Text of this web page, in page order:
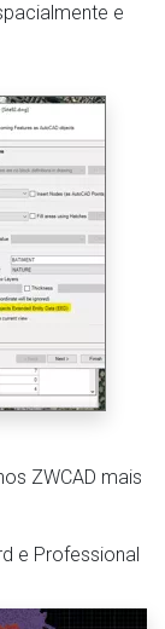
e
ZWCAD mais
e Professional